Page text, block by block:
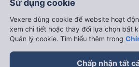
Sử dụng cookie
Vexere dùng cookie để website hoạt
xem chi tiết hoặc thay đổi lựa chọn bất
Quản lý cookie. Tìm hiểu thêm trong
Chấp nhận tất